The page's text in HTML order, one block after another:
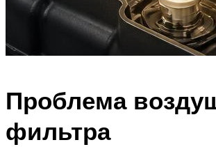
Проблема
фильтра